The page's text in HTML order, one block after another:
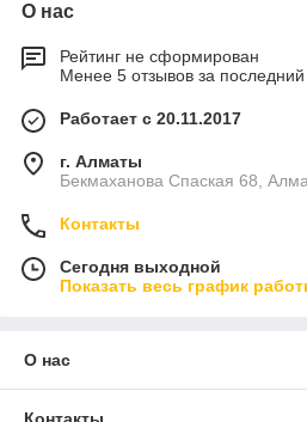
О нас
Рейтинг не сформирован
Менее 5 отзывов за последний
Работает с 20.11.2017
г. Алматы
Бекмаханова Спаская 68,
Контакты
Сегодня выходной
Показать весь график
О нас